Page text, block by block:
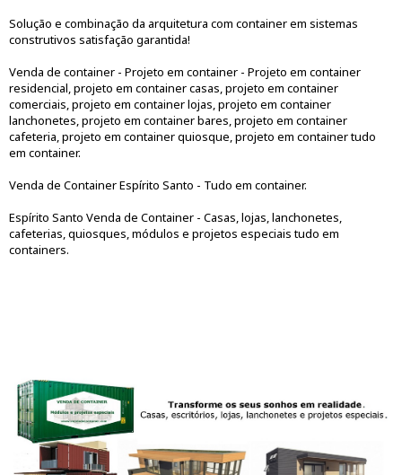
Solução e combinação da arquitetura com container em sistemas
construtivos satisfação garantida!
Venda de container - Projeto em container - Projeto em container
residencial, projeto em container casas, projeto em container
comerciais, projeto em container lojas, projeto em container
lanchonetes, projeto em container bares, projeto em container
cafeteria, projeto em container quiosque, projeto em container tudo
em container.
Venda de Container Espírito Santo - Tudo em container.
Espírito Santo Venda de Container - Casas, lojas, lanchonetes,
cafeterias, quiosques, módulos e projetos especiais tudo em
containers.